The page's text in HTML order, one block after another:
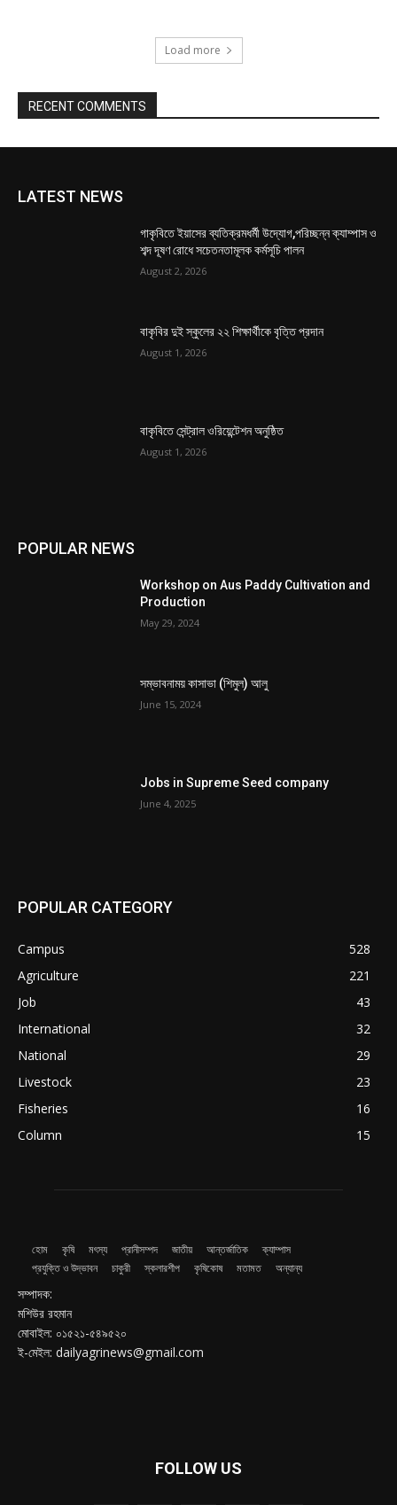
Load more
RECENT COMMENTS
LATEST NEWS
গাকৃবিতে ইয়াসের ব্যতিক্রমধর্মী উদ্যোগ,পরিচ্ছন্ন ক্যাম্পাস ও
শব্দ দূষণ রোধে সচেতনতামূলক কর্মসূচি পালন
August 2, 2026
বাকৃবির দুই স্কুলের ২২ শিক্ষার্থীকে বৃত্তি প্রদান
August 1, 2026
বাকৃবিতে সেন্ট্রাল ওরিয়েন্টেশন অনুষ্ঠিত
August 1, 2026
POPULAR NEWS
Workshop on Aus Paddy Cultivation and
Production
May 29, 2024
সম্ভাবনাময় কাসাভা (শিমুল) আলু
June 15, 2024
Jobs in Supreme Seed company
June 4, 2025
POPULAR CATEGORY
Campus
528
Agriculture
221
Job
43
International
32
National
29
Livestock
23
Fisheries
16
Column
15
হোম কৃষি মৎস্য প্রানীসম্পদ জাতীয় আন্তর্জাতিক
ক্যাম্পাস
প্রযুক্তি ও উদ্ভাবন
চাকুরী স্কলারশীপ কৃষিকোষ মতামত অন্যান্য
সম্পাদক:
মশিউর রহমান
মোবাইল: ০১৫২১-৫৪৯৫২০
ই-মেইল: dailyagrinews@gmail.com
FOLLOW US